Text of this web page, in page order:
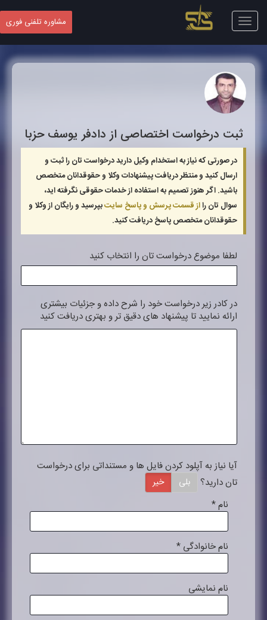
Toggle
navigation
مشاوره تلفنی فوری
ثبت درخواست اختصاصی از دادفر یوسف حزبا
در صورتی که نیاز به استخدام وکیل دارید درخواست تان را ثبت و
ارسال کنید و منتظر دریافت پیشنهادات وکلا و حقوقدانان متخصص
باشید. اگر هنوز تصمیم به استفاده از خدمات حقوقی نگرفته اید،
سوال تان رااز قسمت پرسش و پاسخ سایتبپرسید و رایگان از وکلا و
حقوقدانان متخصص پاسخ دریافت کنید.
لطفا موضوع درخواست تان را انتخاب کنید
در کادر زیر درخواست خود را شرح داده و جزئیات بیشتری
ارائه نمایید تا پیشنهاد های دقیق تر و بهتری دریافت کنید
آیا نیاز به آپلود کردن فایل ها و مستنداتی برای درخواست
تان دارید؟
بلی خیر
نام*
نام خانوادگی *
نام نمایشی